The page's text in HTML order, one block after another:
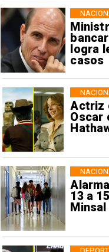
logra
casos
Actriz
Oscar
13 a
Minsal